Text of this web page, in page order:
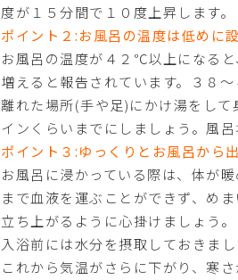
度が１５分間で１０度上昇します。
ポイント２:お風呂の温度は低めに設
お風呂の温度が４２℃以上になる
増えると報告されています。３８
離れた場所(手や足)にかけ湯をし
インくらいまでにしましょう。風
ポイント３:ゆっくりとお風呂から
お風呂に浸かっている際は、体が
まで血液を運ぶことができず、め
立ち上がるように心掛けましょう
入浴前には水分を摂取しておきまし
これから気温がさらに下がり、寒